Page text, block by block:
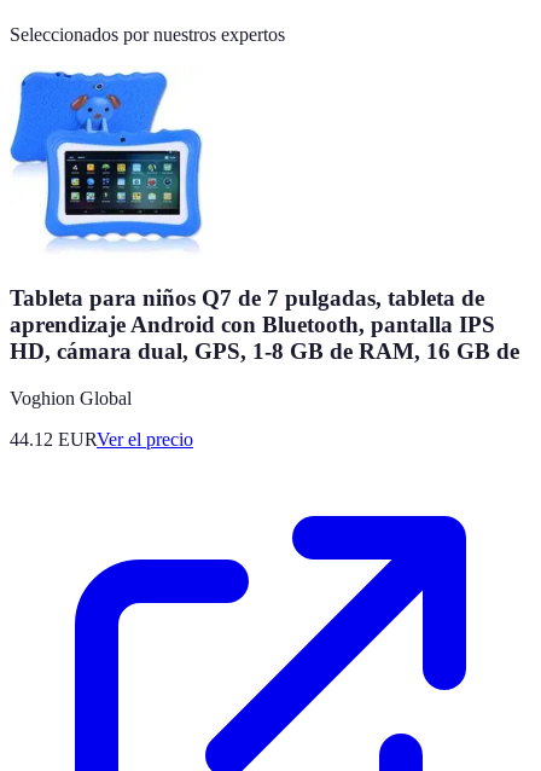
Seleccionados por nuestros expertos
Tableta para niños Q7 de 7 pulgadas, tableta de
aprendizaje Android con Bluetooth, pantalla IPS
HD, cámara dual, GPS, 1-8 GB de RAM, 16 GB de
Voghion Global
44.12 EURVer el precio